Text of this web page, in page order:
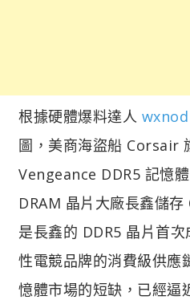
根據硬體爆料達人 wxnod
圖，美商海盜船 Corsair
Vengeance DDR5 記憶
DRAM 晶片大廠長鑫儲
是長鑫的 DDR5 晶片首
性電競品牌的消費級供應
憶體市場的短缺，已經逼